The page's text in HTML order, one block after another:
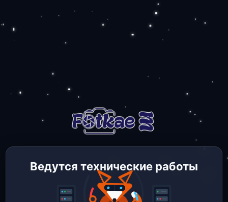
Ведутся технические работы